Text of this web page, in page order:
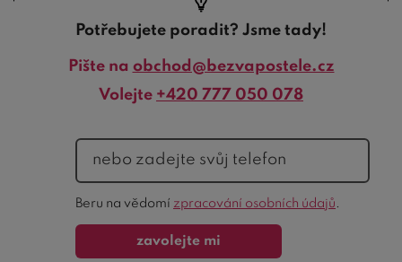
Potřebujete poradit? Jsme tady!
Pište na obchod@bezvapostele.cz
Volejte +420 777 050 078
telefon
formuláře
Beru na vědomí zpracování osobních údajů
zavolejte mi